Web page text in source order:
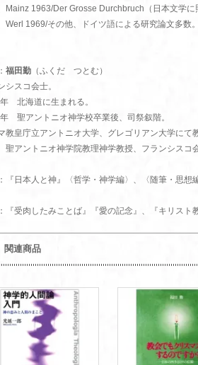
Mainz 1963/Der Grosse Durchbruch（日本文学
Werl 1969/その他、ドイツ語による研究論文多数。
福田勤 （ふくだ つとむ）
シスコ会士。
北海道に生まれる。
聖アントニオ神学校卒業後、司祭叙階。
教皇庁立アントニオ大学、グレゴリアン大学にて
アントニオ神学院教理神学教授、フランシスコ
『日本人と神』〈哲学・神学編〉、〈随筆・思想
『受肉したみことば』『愛の記念』、『キリスト
関連商品